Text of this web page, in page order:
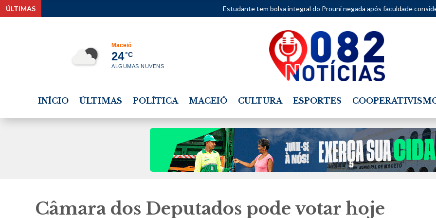
ÚLTIMAS Estudante tem bolsa integral do Prouni negada após faculdade considerar movimentações
Maceió
24°C
ALGUMAS NUVENS
INÍCIO ÚLTIMAS POLÍTICA MACEIÓ CULTURA ESPORTES
Câmara dos Deputados pode votar hoje